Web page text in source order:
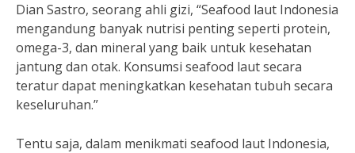
Dian Sastro, seorang ahli gizi, “Seafood laut Indonesia
mengandung banyak nutrisi penting seperti protein,
omega-3, dan mineral yang baik untuk kesehatan
jantung dan otak. Konsumsi seafood laut secara
teratur dapat meningkatkan kesehatan tubuh secara
keseluruhan.”
Tentu saja, dalam menikmati seafood laut Indonesia,